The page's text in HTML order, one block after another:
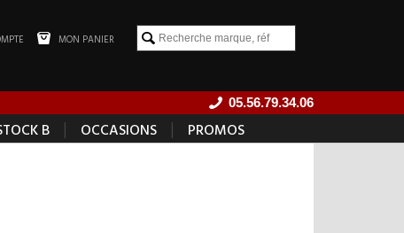
MON PANIER
05.56.79.34.06
B | OCCASIONS | PROMOS